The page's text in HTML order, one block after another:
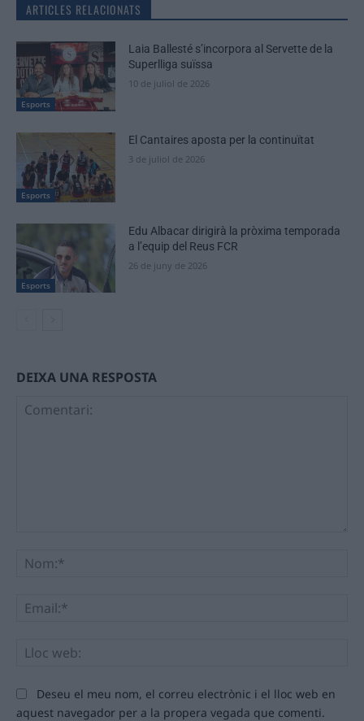
ARTICLES RELACIONATS
Esports
Laia Ballesté s’incorpora al Servette de la
Superlliga suïssa
10 de juliol de 2026
Esports
El Cantaires aposta per la continuïtat
3 de juliol de 2026
Esports
Edu Albacar dirigirà la pròxima temporada
a l’equip del Reus FCR
26 de juny de 2026
DEIXA UNA RESPOSTA
Deseu el meu nom, el correu electrònic i el lloc web en
aquest navegador per a la propera vegada que comenti.